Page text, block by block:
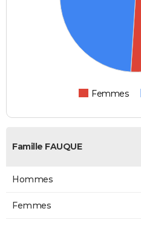
Femmes
Famille FAUQUE
Hommes
Femmes